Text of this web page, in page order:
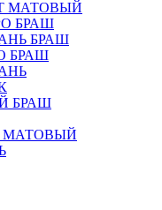
МАТОВЫЙ
БРАШ
БРАШ
БРАШ
БРАШ
МАТОВЫЙ